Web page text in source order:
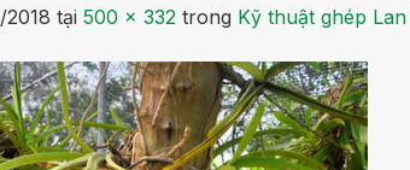
tại 500 × 332 trong Kỹ thuật ghép